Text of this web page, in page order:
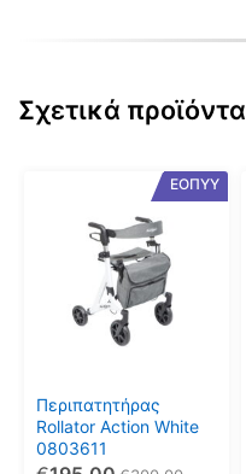
Σχετικά προϊόντα
ΕΟΠΥΥ
Περιπατητήρας
Rollator Action White
0803611